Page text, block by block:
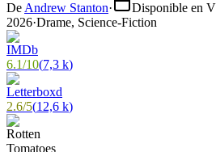
De Andrew Stanton· Disponible en
2026·Drame, Science-Fiction
6.1/10(7,3 k)
2.6/5(12,6 k)